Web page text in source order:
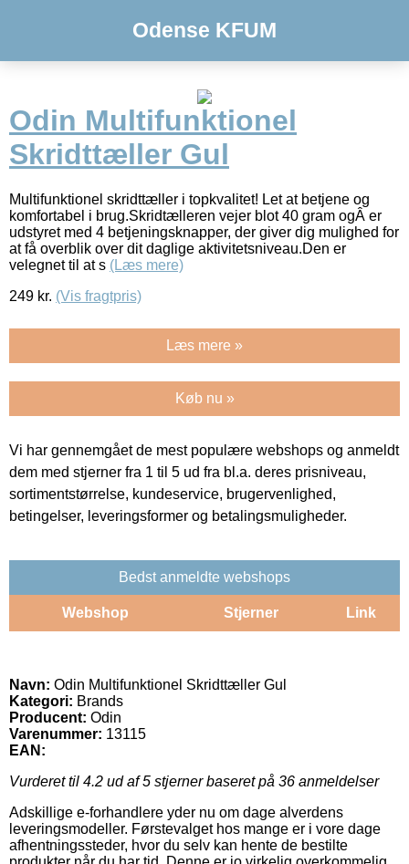
Odense KFUM
Odin Multifunktionel
Skridttæller Gul
Multifunktionel skridttæller i topkvalitet! Let at betjene og
komfortabel i brug.Skridtælleren vejer blot 40 gram ogÂ er
udstyret med 4 betjeningsknapper, der giver dig mulighed for
at få overblik over dit daglige aktivitetsniveau.Den er
velegnet til at s (Læs mere)
249 kr. (Vis fragtpris)
Læs mere »
Køb nu »
Vi har gennemgået de mest populære webshops og anmeldt
dem med stjerner fra 1 til 5 ud fra bl.a. deres prisniveau,
sortimentstørrelse, kundeservice, brugervenlighed,
betingelser, leveringsformer og betalingsmuligheder.
Bedst anmeldte webshops
Webshop Stjerner Link
Navn: Odin Multifunktionel Skridttæller Gul
Kategori: Brands
Producent: Odin
Varenummer: 13115
EAN:
Vurderet til 4.2 ud af 5 stjerner baseret på 36 anmeldelser
Adskillige e-forhandlere yder nu om dage alverdens
leveringsmodeller. Førstevalget hos mange er i vore dage
afhentningssteder, hvor du selv kan hente de bestilte